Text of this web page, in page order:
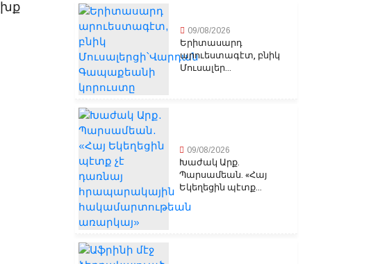
09/08/2026
Երիտասարդ
արուեստագէտ, բնիկ
Մուսալեր...
09/08/2026
Խաժակ Արք.
Պարսամեան. «Հայ
Եկեղեցին պէտք...